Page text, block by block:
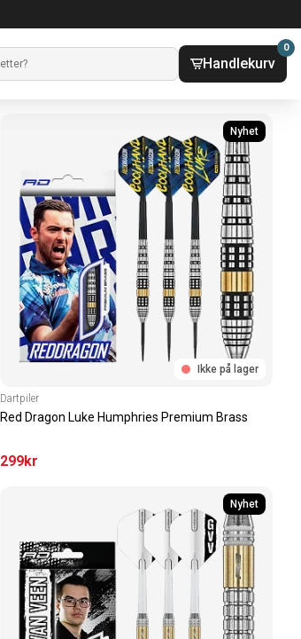
Handlekurv
0
Nyhet
Ikke på lager
Dartpiler
Red Dragon Luke Humphries Premium Brass
299kr
Nyhet